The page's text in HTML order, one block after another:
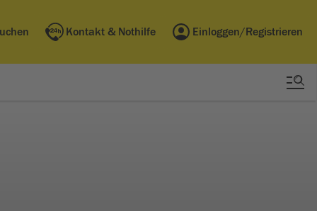
Kontakt & Nothilfe Einloggen/Registrieren